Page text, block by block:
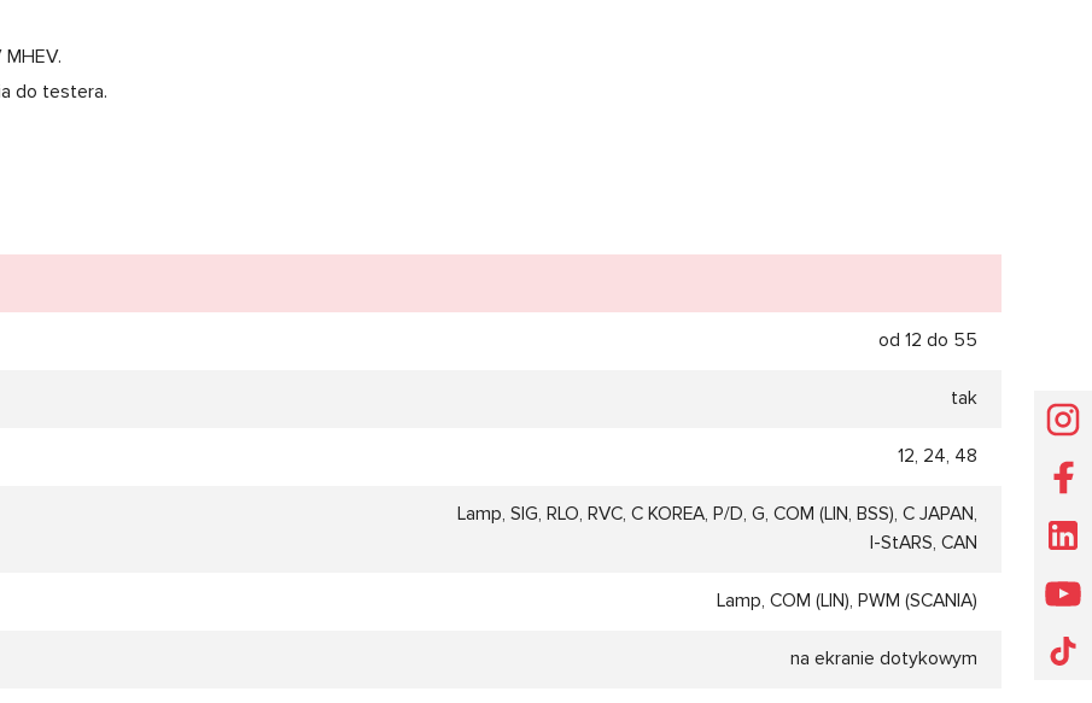
do testera.
od 12 do 55
tak
12, 24, 48
Lamp, SIG, RLO, RVC, C KOREA, P/D, G, COM (LIN, BSS), C JAPAN,
I-StARS, CAN
Lamp, COM (LIN), PWM (SCANIA)
na ekranie dotykowym